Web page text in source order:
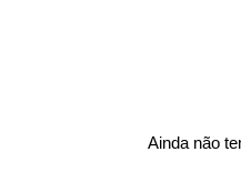
Ainda não